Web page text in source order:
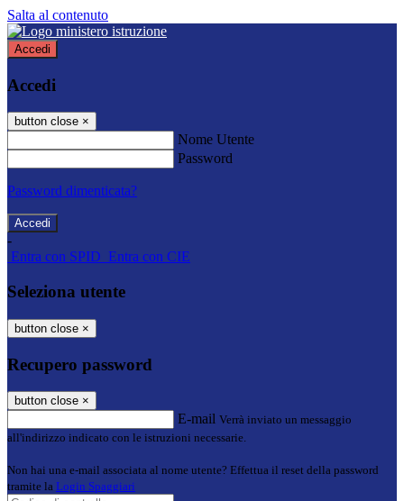
Salta al contenuto
Accedi
Accedi
button close ×
Nome Utente
Password
Password dimenticata?
-
Entra con SPID Entra con CIE
Seleziona utente
button close ×
Recupero password
button close ×
E-mail Verrà inviato un messaggio
all'indirizzo indicato con le istruzioni necessarie.
Non hai una e-mail associata al nome utente? Effettua il reset della password
tramite la Login Spaggiari